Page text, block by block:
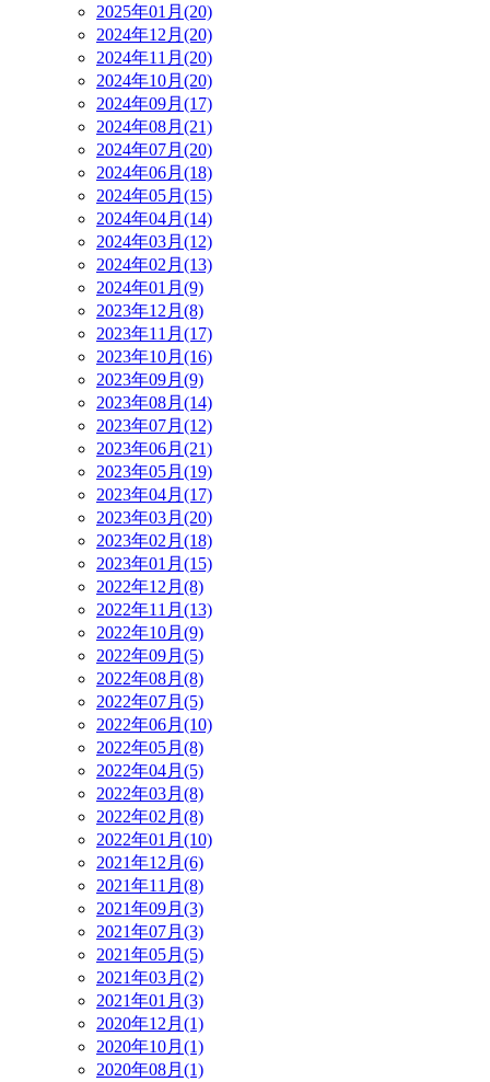
2025年01月(20)
2024年12月(20)
2024年11月(20)
2024年10月(20)
2024年09月(17)
2024年08月(21)
2024年07月(20)
2024年06月(18)
2024年05月(15)
2024年04月(14)
2024年03月(12)
2024年02月(13)
2024年01月(9)
2023年12月(8)
2023年11月(17)
2023年10月(16)
2023年09月(9)
2023年08月(14)
2023年07月(12)
2023年06月(21)
2023年05月(19)
2023年04月(17)
2023年03月(20)
2023年02月(18)
2023年01月(15)
2022年12月(8)
2022年11月(13)
2022年10月(9)
2022年09月(5)
2022年08月(8)
2022年07月(5)
2022年06月(10)
2022年05月(8)
2022年04月(5)
2022年03月(8)
2022年02月(8)
2022年01月(10)
2021年12月(6)
2021年11月(8)
2021年09月(3)
2021年07月(3)
2021年05月(5)
2021年03月(2)
2021年01月(3)
2020年12月(1)
2020年10月(1)
2020年08月(1)